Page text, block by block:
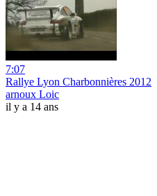
7:07
Rallye Lyon Charbonnières 2012
arnoux Loic
il y a 14 ans